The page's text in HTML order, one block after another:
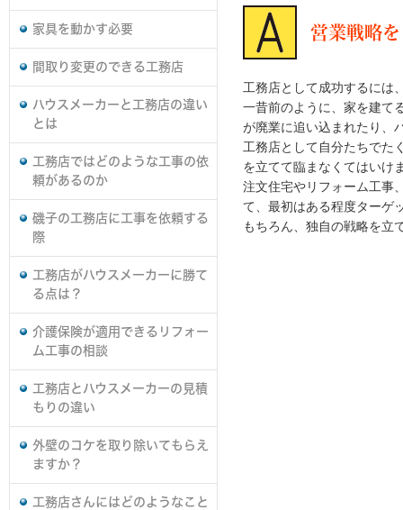
家具を動かす必要
間取り変更のできる工務店
ハウスメーカーと工務店の違い
とは
工務店ではどのような工事の依
頼があるのか
磯子の工務店に工事を依頼する
際
工務店がハウスメーカーに勝て
る点は？
介護保険が適用できるリフォー
ム工事の相談
工務店とハウスメーカーの見積
もりの違い
外壁のコケを取り除いてもらえ
ますか？
工務店さんにはどのようなこと
営業戦略
工務店として成功するには
一昔前のように、家を建て
が廃業に追い込まれたり、
工務店として自分たちでた
を立てて臨まなくてはいけ
注文住宅やリフォーム工事
て、最初はある程度ターゲ
もちろん、独自の戦略を立